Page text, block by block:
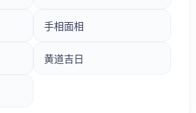
手相面相
黄道吉日